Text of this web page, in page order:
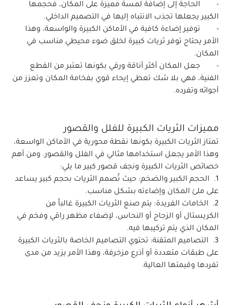
- الحاجة إلى إضافة لمسة مميزة على المكان، فحجمها
الكبير يجعلها تجذب الانتباه إليها في التصميم الداخلي.
- توفير إضاءة كافية في الأماكن الكبيرة والواسعة، وهذا
الأمر يحتاج توفر ثريات كبيرة لخلق ضوء محيطي مناسب في
المكان.
- جعل المكان أكثر أناقة ورقي بكونها تعتبر من القطع
الفنية، فهي بلا شك تعطي إيحاء قوي بفخامة المكان وتعزز من
أجوائه وتفرده.
مميزات الثريات الكبيرة للفلل والقصور
تمتاز الثريات الكبيرة بكونها نقطة محورية في الأماكن الواسعة،
وهذا الأمر يجعل استخدامها مثالي في الفلل والقصور. ومن أهم
خصائص الثريات الكبيرة ونجف قصور كبير ما يلي:
1. الحجم الكبير والضخم: حيث تُصمم الثريات بحجم كبير يساعد
على ملئ المكان وإضاءته بشكل مناسب.
2. الخامات الفريدة: يتم صنع الثريات الكبيرة غالباً من
الكريستال أو الزجاج أو النحاس، لإضفاء مظهر راقي وفخم في
المكان الذي يتم تركيبها فيه.
3. التصاميم المتقنة: تحتوي التصاميم الخاصة بالثريات الكبيرة
على طبقات متعددة أو أذرع مزخرفة، وهذا الأمر يزيد من مدى
تفردها وقيمتها العالية.